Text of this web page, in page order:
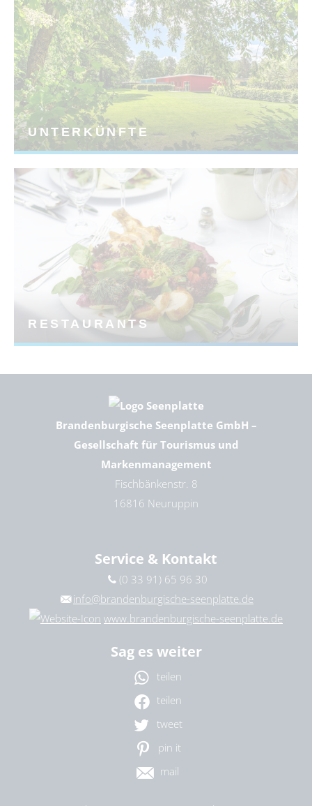
UNTERKÜNFTE
RESTAURANTS
Brandenburgische Seenplatte GmbH –
Gesellschaft für Tourismus und
Markenmanagement
Fischbänkenstr. 8
16816 Neuruppin
Service & Kontakt
(0 33 91) 65 96 30
info@brandenburgische-seenplatte.de
www.brandenburgische-seenplatte.de
Sag es weiter
teilen
teilen
tweet
pin it
mail